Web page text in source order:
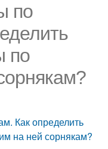
по
по
Как определить
на ней сорнякам?